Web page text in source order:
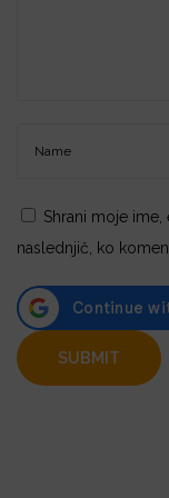
Shrani moje
naslednjič, ko